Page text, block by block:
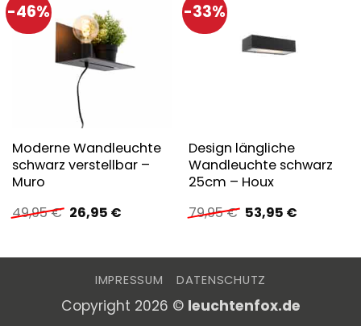
-46%
Moderne Wandleuchte
schwarz verstellbar –
Muro
49,95€ Ursprünglicher
Preis
26,95 €Aktueller
-33%
Design längliche
Wandleuchte schwarz
25cm – Houx
79,95€ Ursprünglicher
Preis
53,95 €Aktueller
IMPRESSUM DATENSCHUTZ
Copyright 2026 © leuchtenfox.de